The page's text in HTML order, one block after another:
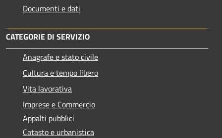
Documenti e dati
CATEGORIE DI SERVIZIO
Anagrafe e stato civile
Cultura e tempo libero
Vita lavorativa
Imprese e Commercio
Appalti pubblici
Catasto e urbanistica